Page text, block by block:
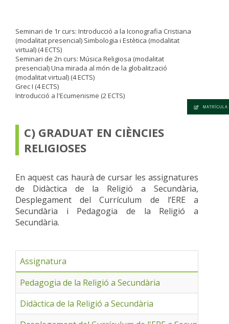
MATRÍCULA
Seminari de 1r curs: Introducció a la Iconografia Cristiana
(modalitat presencial) Simbologia i Estètica (modalitat
virtual) (4 ECTS)
Seminari de 2n curs: Música Religiosa (modalitat
presencial) Una mirada al món de la globalització
(modalitat virtual) (4 ECTS)
Grec I (4 ECTS)
Introducció a l'Ecumenisme (2 ECTS)
C) GRADUAT EN CIÈNCIES
RELIGIOSES
En aquest cas haurà de cursar les assignatures
de Didàctica de la Religió a Secundària,
Desplegament del Currículum de l’ERE a
Secundària i Pedagogia de la Religió a
Secundària.
Assignatura
Pedagogia de la Religió a Secundària
Didàctica de la Religió a Secundària